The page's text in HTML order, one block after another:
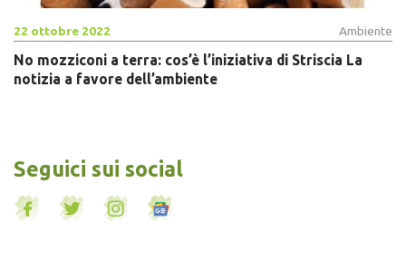
22 ottobre 2022 Ambiente
No mozziconi a terra: cos’è l’iniziativa di Striscia La
notizia a favore dell’ambiente
Seguici sui social